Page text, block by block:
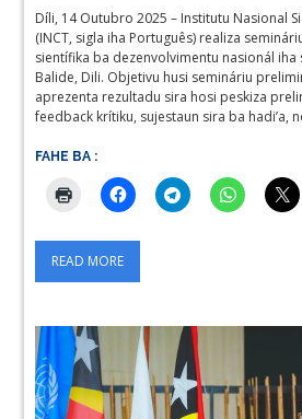
Díli, 14 Outubro 2025 – Institutu Nasional
(INCT, sigla iha Português) realiza
sientífika ba dezenvolvimentu nasionál iha
Balide, Dili. Objetivu husi semináriu
aprezenta rezultadu sira hosi peskiza
feedback krítiku, sujestaun sira ba hadi’a,
FAHE BA :
READ MORE